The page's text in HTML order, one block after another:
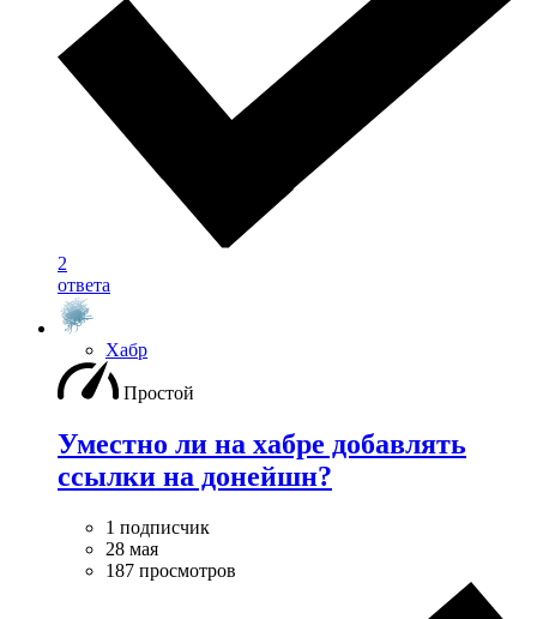
2
ответа
Хабр
Простой
Уместно ли на хабре добавлять
ссылки на донейшн?
1 подписчик
28 мая
187 просмотров